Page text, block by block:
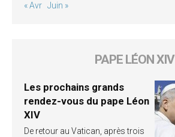
« Avr Juin »
PAPE LÉON XIV
Les prochains grands
rendez-vous du pape Léon
XIV
De retour au Vatican, après trois